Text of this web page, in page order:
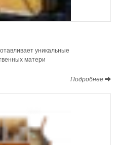
уникальные
матери
Подробнее